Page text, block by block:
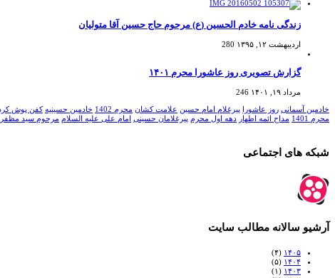
زندگی نامه خادم الحسین (ع) مرحوم حاج حسین آقا متولیان
اردیبهشت ۱۲, ۱۳۹۵ 280
گزارش تصویری روز عاشورا محرم ۱۴۰۱
مرداد ۱۹, ۱۴۰۱ 246
خادمین آسمانی روز عاشورا پیرغلام امام حسین علامت کشان محرم 1402 خادمین حسینیه کفن پوش
محرم 1401
مداح ائمه اطهار دهه اول محرم پیرغلامان حسینی امام علی علیه السلام مرحوم سید مظفر
شبکه های اجتماعی
آرشیو سالانه مطالب سایت
۱۴۰۵ (۴)
۱۴۰۴ (۵)
۱۴۰۳ (۱)